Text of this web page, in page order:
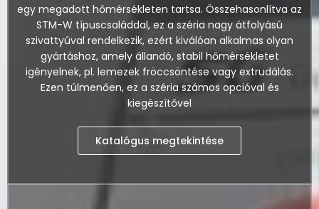
egy megadott hőmérsékleten tartsa. Összehasonlítva az
STM-W típuscsaláddal, ez a széria nagy átfolyású
szivattyúval rendelkezik, ezért kiválóan alkalmas olyan
gyártáshoz, amely állandó, stabil hőmérsékletet
igényelnek, pl. lemezek fröccsöntése vagy extrudálás.
Ezen túlmenően, ez a széria számos opcióval és
kiegészítővel
Katalógus megtekintése